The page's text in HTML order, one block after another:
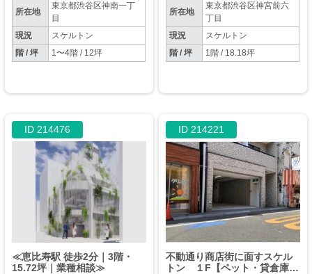
所在地
東京都渋谷区神南一丁
目
現況
スケルトン
階 / 坪
1〜4階 / 12坪
所在地
東京都渋谷区神宮前六
丁目
現況
スケルトン
階 / 坪
1階 / 18.18坪
ID 214476
≪恵比寿駅 徒歩2分｜3階・
15.72坪｜業種相談≫
ID 214221
不動通り商店街に面すスケル
トン １F【ペット・貸倉庫等